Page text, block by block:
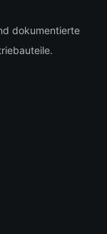
dokumentierte